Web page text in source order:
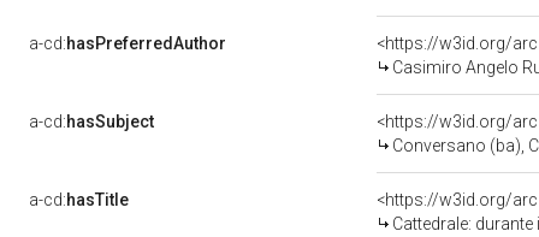
a-cd:hasPreferredAuthor
<https://w3id.org/
Casimiro Angelo
a-cd:hasSubject
<https://w3id.org/
Conversano (ba),
a-cd:hasTitle
Cattedrale: